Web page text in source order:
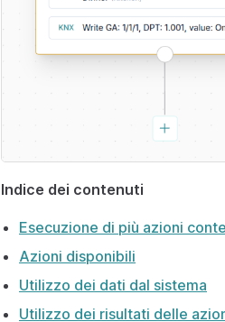
Indice dei contenuti
Esecuzione di più azioni
Azioni disponibili
Utilizzo dei dati dal sistema
Utilizzo dei risultati delle